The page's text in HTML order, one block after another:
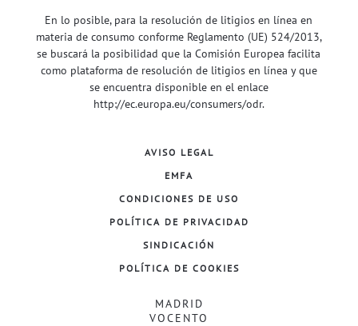
En lo posible, para la resolución de litigios en línea en
materia de consumo conforme Reglamento (UE) 524/2013,
se buscará la posibilidad que la Comisión Europea facilita
como plataforma de resolución de litigios en línea y que
se encuentra disponible en el enlace
http://ec.europa.eu/consumers/odr.
AVISO LEGAL
EMFA
CONDICIONES DE USO
POLÍTICA DE PRIVACIDAD
SINDICACIÓN
POLÍTICA DE COOKIES
MADRID
VOCENTO